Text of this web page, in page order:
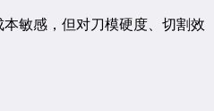
敏感，但对刀模硬度、切割效